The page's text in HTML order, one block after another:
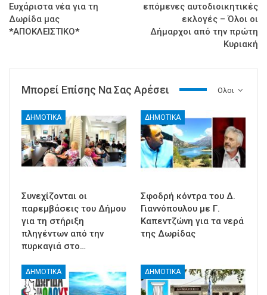
Ευχάριστα νέα για τη
Δωρίδα μας
*ΑΠΟΚΛΕΙΣΤΙΚΟ*
επόμενες αυτοδιοικητικές
εκλογές – Όλοι οι
Δήμαρχοι από την πρώτη
Κυριακή
Ολοι
Μπορεί Επίσης Να Σας Αρέσει
ΔΗΜΟΤΙΚΑ
Συνεχίζονται οι
παρεμβάσεις του Δήμου
για τη στήριξη
πληγέντων από την
πυρκαγιά στο…
ΔΗΜΟΤΙΚΑ
Σφοδρή κόντρα του Δ.
Γιαννόπουλου με Γ.
Καπεντζώνη για τα νερά
της Δωρίδας
ΔΗΜΟΤΙΚΑ ΔΗΜΟΤΙΚΑ